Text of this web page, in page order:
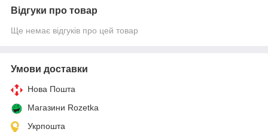
Відгуки про товар
Ще немає відгуків про цей товар
Умови доставки
Нова Пошта
Магазини Rozetka
Укрпошта